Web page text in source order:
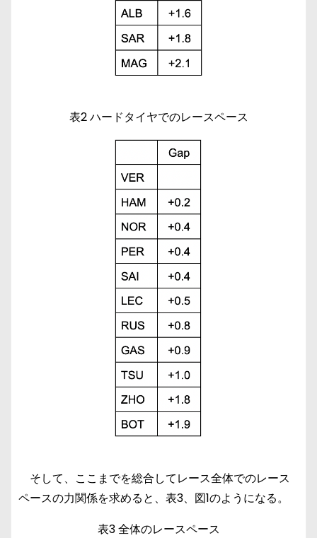
表2 ハードタイヤでのレースペース
そして、ここまでを総合してレース全体でのレース
ペースの力関係を求めると、表3、図1のようになる。
表3 全体のレースペース